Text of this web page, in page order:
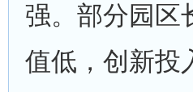
强。部分园区
值低，创新投